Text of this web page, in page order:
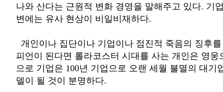
나와 산다는 근원적 변화 경영을 말해주고 있다. 기
변에는 유사 현상이 비일비재하다.
개인이나 집단이나 기업이나 점진적 죽음의 징후
피언이 된다면 롤라코스터 시대를 사는 개인은 영웅
으로 기업은 100년 기업으로 오랜 세월 불멸의 대기
델이 될 것이 분명하다.